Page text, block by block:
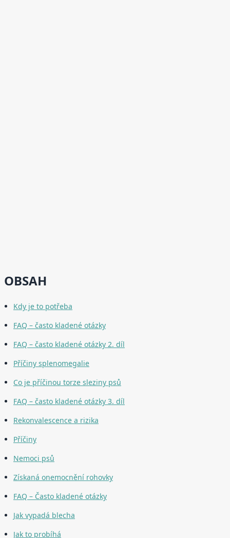
OBSAH
Kdy je to potřeba
FAQ – často kladené otázky
FAQ – často kladené otázky 2. díl
Příčiny splenomegalie
Co je příčinou torze sleziny psů
FAQ – často kladené otázky 3. díl
Rekonvalescence a rizika
Příčiny
Nemoci psů
Získaná onemocnění rohovky
FAQ – Často kladené otázky
Jak vypadá blecha
Jak to probíhá